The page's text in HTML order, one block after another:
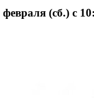
(сб.) с